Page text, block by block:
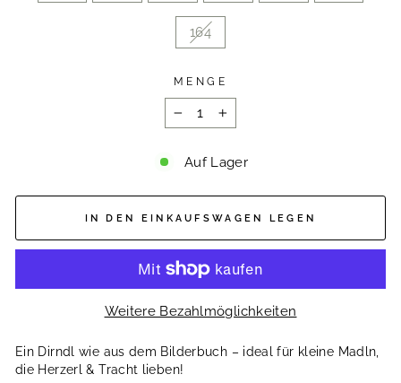
164
MENGE
+
Auf Lager
IN DEN EINKAUFSWAGEN LEGEN
Weitere Bezahlmöglichkeiten
Ein Dirndl wie aus dem Bilderbuch – ideal für kleine Madln,
die Herzerl & Tracht lieben!